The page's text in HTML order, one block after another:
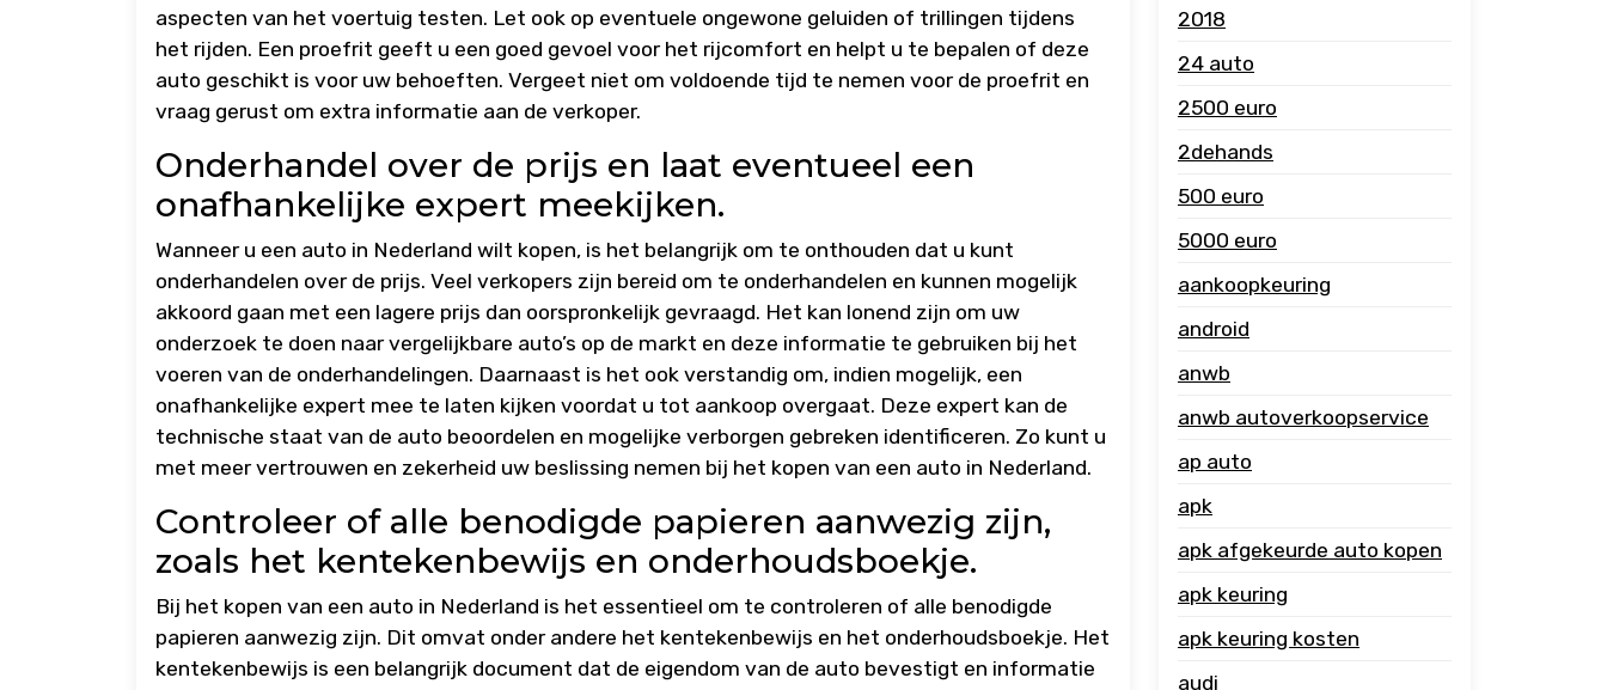
aspecten van het voertuig testen. Let ook op eventuele ongewone geluiden of trillingen tijdens
het rijden. Een proefrit geeft u een goed gevoel voor het rijcomfort en helpt u te bepalen of deze
auto geschikt is voor uw behoeften. Vergeet niet om voldoende tijd te nemen voor de proefrit en
vraag gerust om extra informatie aan de verkoper.
Onderhandel over de prijs en laat eventueel een
onafhankelijke expert meekijken.
Wanneer u een auto in Nederland wilt kopen, is het belangrijk om te onthouden dat u kunt
onderhandelen over de prijs. Veel verkopers zijn bereid om te onderhandelen en kunnen mogelijk
akkoord gaan met een lagere prijs dan oorspronkelijk gevraagd. Het kan lonend zijn om uw
onderzoek te doen naar vergelijkbare auto’s op de markt en deze informatie te gebruiken bij het
voeren van de onderhandelingen. Daarnaast is het ook verstandig om, indien mogelijk, een
onafhankelijke expert mee te laten kijken voordat u tot aankoop overgaat. Deze expert kan de
technische staat van de auto beoordelen en mogelijke verborgen gebreken identificeren. Zo kunt u
met meer vertrouwen en zekerheid uw beslissing nemen bij het kopen van een auto in Nederland.
Controleer of alle benodigde papieren aanwezig zijn,
zoals het kentekenbewijs en onderhoudsboekje.
Bij het kopen van een auto in Nederland is het essentieel om te controleren of alle benodigde
papieren aanwezig zijn. Dit omvat onder andere het kentekenbewijs en het onderhoudsboekje. Het
kentekenbewijs is een belangrijk document dat de eigendom van de auto bevestigt en informatie
2018
24 auto
2500 euro
2dehands
500 euro
5000 euro
aankoopkeuring
android
anwb
anwb autoverkoopservice
ap auto
apk
apk afgekeurde auto kopen
apk keuring
apk keuring kosten
audi